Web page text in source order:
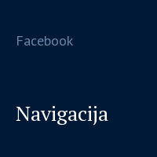
Facebook
Navigacija